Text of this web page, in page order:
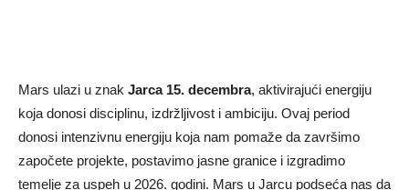
Mars ulazi u znak Jarca 15. decembra, aktivirajući energiju
koja donosi disciplinu, izdržljivost i ambiciju. Ovaj period
donosi intenzivnu energiju koja nam pomaže da završimo
započete projekte, postavimo jasne granice i izgradimo
temelje za uspeh u 2026. godini. Mars u Jarcu podseća nas da